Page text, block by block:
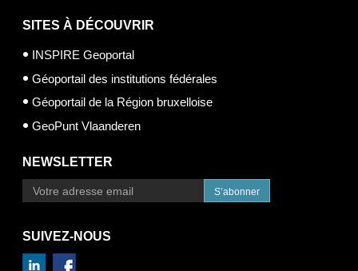
SITES À DÉCOUVRIR
INSPIRE Geoportal
Géoportail des institutions fédérales
Géoportail de la Région bruxelloise
GeoPunt Vlaanderen
NEWSLETTER
S’abonner
SUIVEZ-NOUS